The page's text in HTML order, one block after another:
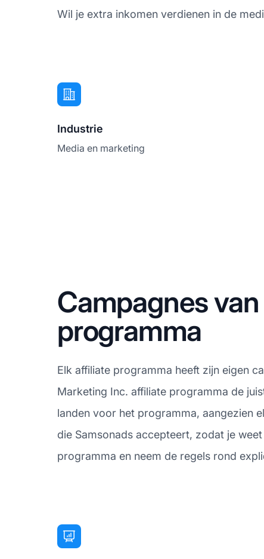
Wil je extra inkomen verdienen in de
Industrie
Media en marketing
Campagnes
programma
Elk affiliate programma heeft zijn eigen
Marketing Inc. affiliate programma de
landen voor het programma, aangezien
die Samsonads accepteert, zodat je
programma en neem de regels rond